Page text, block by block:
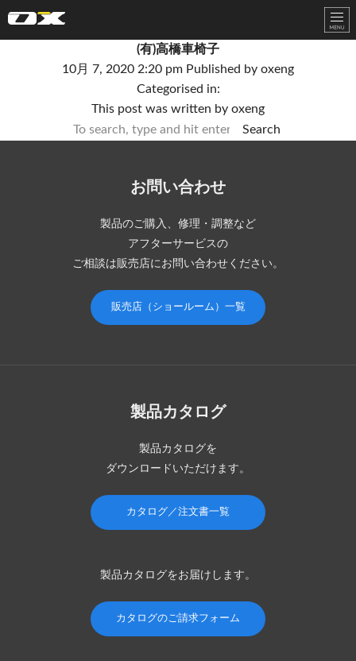
(有)高橋車椅子
10月 7, 2020 2:20 pm Published by oxeng
Categorised in:
This post was written by oxeng
Search
お問い合わせ
製品のご購入、修理・調整など
アフターサービスの
ご相談は販売店にお問い合わせください。
販売店（ショールーム）一覧
製品カタログ
製品カタログを
ダウンロードいただけます。
カタログ／注文書一覧
製品カタログをお届けします。
カタログのご請求フォーム